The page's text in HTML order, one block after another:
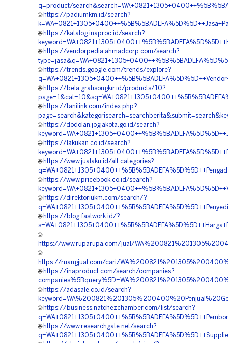
q=product/
🌐 https://padiumkm.id/search?
🌐 https://katalog.inaproc.id/search?
🌐 https://vendorpedia.ahmadcorp.com/search?
🌐 https://trends.google.com/trends/explore?
🌐 https://bela.gratisongkir.id/products/10?
🌐 https://tanilink.com/index.php?
🌐 https://dodolan.jogjakota.go.id/search?
🌐 https://lakukan.co.id/search?
🌐 https://www.jualaku.id/all-categories?
🌐 https://www.pricebook.co.id/search?
🌐 https://direktoriukm.com/search/?
🌐 https://blog.fastwork.id/?
🌐
https://www.ruparupa.com/jual/
🌐
https://ruangjual.com/cari/
🌐 https://inaproduct.com/search/companies?
🌐 https://adasale.co.id/search?
🌐 https://business.natchezchamber.com/list/search?
🌐 https://www.researchgate.net/search?